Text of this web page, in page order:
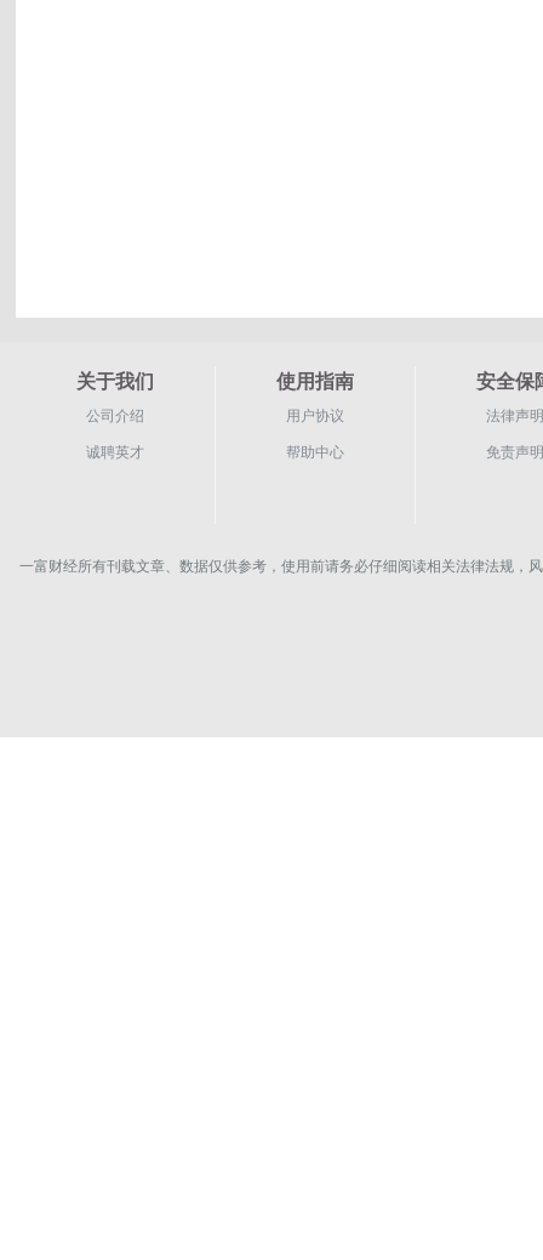
关于我们
公司介绍
诚聘英才
使用指南
用户协议
帮助中心
安全保
法律声明
免责声明
一富财经所有刊载文章、数据仅供参考，使用前请务必仔细阅读相关法律法规